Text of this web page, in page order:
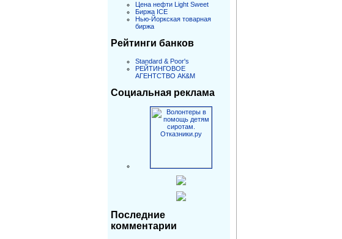
Цена нефти Light Sweet
Биржа ICE
Нью-Йоркская товарная
биржа
Рейтинги банков
Standard & Poor's
РЕЙТИНГОВОЕ
АГЕНТСТВО АК&M
Социальная реклама
Последние
комментарии